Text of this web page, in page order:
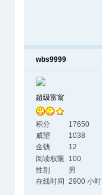
wbs9999
超级富翁
积分
17650
威望
1038
金钱
12
阅读权限
100
性别
男
在线时间
2900 小时